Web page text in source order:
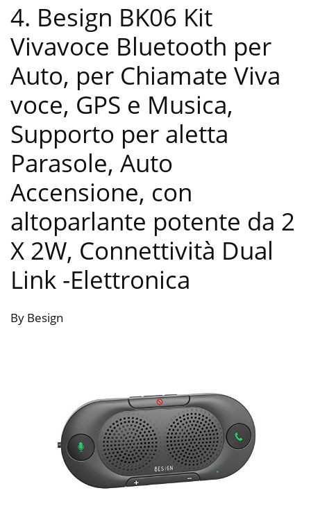
4. Besign BK06 Kit
Vivavoce Bluetooth per
Auto, per Chiamate Viva
voce, GPS e Musica,
Supporto per aletta
Parasole, Auto
Accensione, con
altoparlante potente da 2
X 2W, Connettività Dual
Link -Elettronica
By Besign